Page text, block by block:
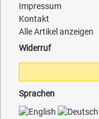
Impressum
Kontakt
Alle Artikel anzeigen
Widerruf
Sprachen